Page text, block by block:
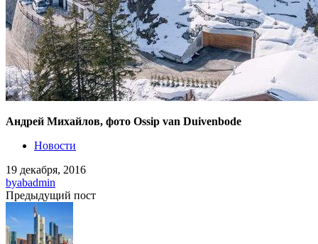
Андрей Михайлов, фото Ossip van Duivenbode
Новости
19 декабря, 2016
byabadmin
Предыдущий пост